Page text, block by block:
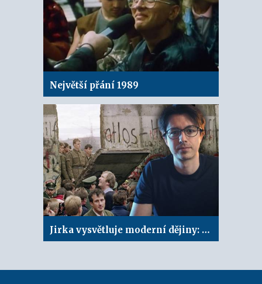
Největší přání 1989
Jirka vysvětluje moderní dějiny: Pád železné opony